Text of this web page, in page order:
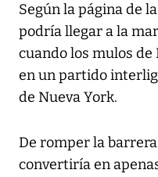
Según la página de
podría llegar a la
cuando los mulos
en un partido
de Nueva York.
De romper la
convertiría en